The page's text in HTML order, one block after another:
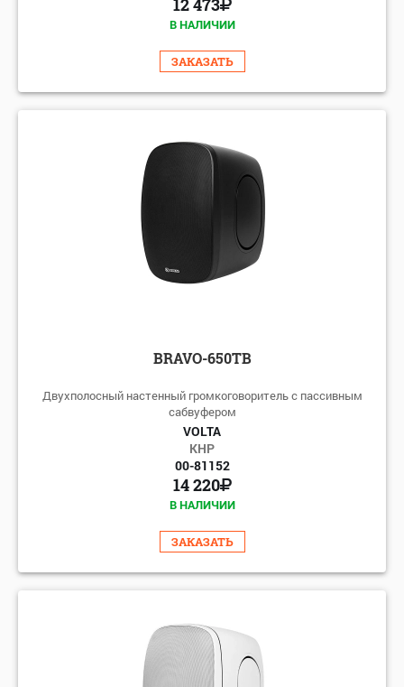
12 473
В НАЛИЧИИ
ЗАКАЗАТЬ
BRAVO-650TB
Двухполосный настенный громкоговоритель с пассивным
сабвуфером
VOLTA
КНР
00-81152
14 220
В НАЛИЧИИ
ЗАКАЗАТЬ